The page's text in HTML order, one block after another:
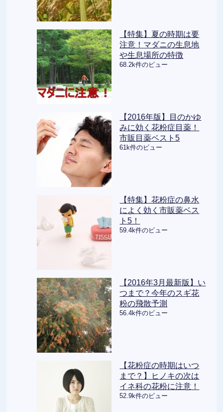
【特集】夏の時期は要
注意！マダニの生息地
や生息場所の特徴
68.2k件のビュー
【2016年版】目のかゆ
みに効く花粉症目薬！
市販目薬ベスト5
61k件のビュー
【特集】花粉症の鼻水
によく効く市販薬ベス
ト5！
59.4k件のビュー
【2016年3月最新版】い
つまで？今年のスギ花
粉の飛散予測
56.4k件のビュー
【花粉症の時期はいつ
まで？】ヒノキの次は
イネ科の花粉に注意！
52.9k件のビュー